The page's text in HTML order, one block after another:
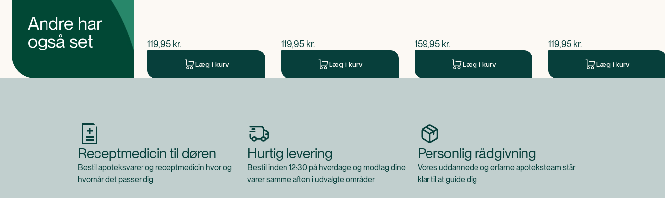
Andre har
også set
$nuværende pris
119,95 kr.
Læg i kurv
$nuværende pris
119,95 kr.
Læg i kurv
$nuværende pris
159,95 kr.
Læg i kurv
$nuværende pris
119,95 kr.
Læg i kurv
Receptmedicin til døren
Bestil apoteksvarer og receptmedicin hvor og
hvornår det passer dig
Hurtig levering
Bestil inden 12:30 på hverdage og modtag dine
varer samme aften i udvalgte områder
Personlig rådgivning
Vores uddannede og erfarne apoteksteam står
klar til at guide dig